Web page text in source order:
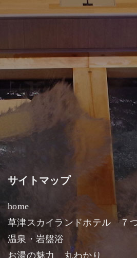
サイトマップ
home
草津スカイランドホテル ７
温泉・岩盤浴
お湯の魅力 丸わかり